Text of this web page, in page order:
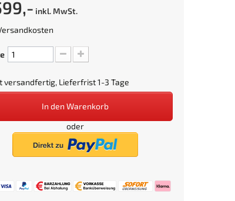
inkl. MwSt.
versandfertig, Lieferfrist 1-3 Tage
In den Warenkorb
oder